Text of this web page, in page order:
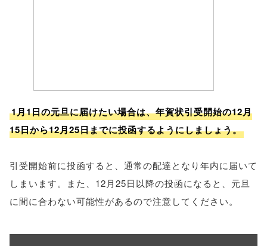
1月1日の元旦に届けたい場合は、年賀状引受開始の12月
15日から12月25日までに投函するようにしましょう。
引受開始前に投函すると、通常の配達となり年内に届いて
しまいます。また、12月25日以降の投函になると、元旦
に間に合わない可能性があるので注意してください。